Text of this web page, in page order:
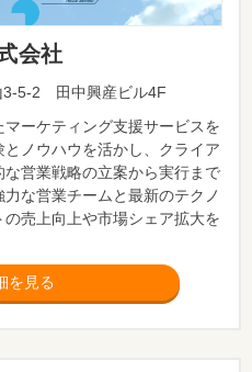
会社
3-5-2 田中興産ビル4F
ーケティング支援サービスを
ノウハウを活かし、クライア
営業戦略の立案から実行まで
な営業チームと最新のテクノ
売上向上や市場シェア拡大を
を見る